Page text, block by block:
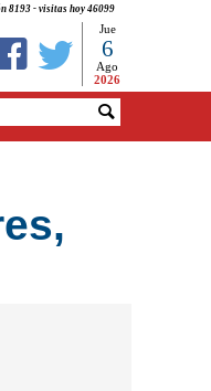
8193 - visitas hoy 46099
Jue
6
Ago
2026